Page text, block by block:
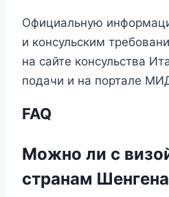
Официальную
и консульским
на сайте консульства
подачи и на портале
FAQ
Можно ли с
странам